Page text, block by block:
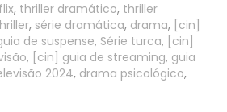
, thriller dramático, thriller
, série dramática, drama, [cin]
de suspense, Série turca, [cin]
, [cin] guia de streaming, guia
2024, drama psicológico,